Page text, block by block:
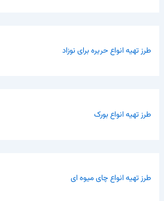
طرز تهیه انواع حریره برای نوزاد
طرز تهیه انواع بورک
طرز تهیه انواع چای میوه ای